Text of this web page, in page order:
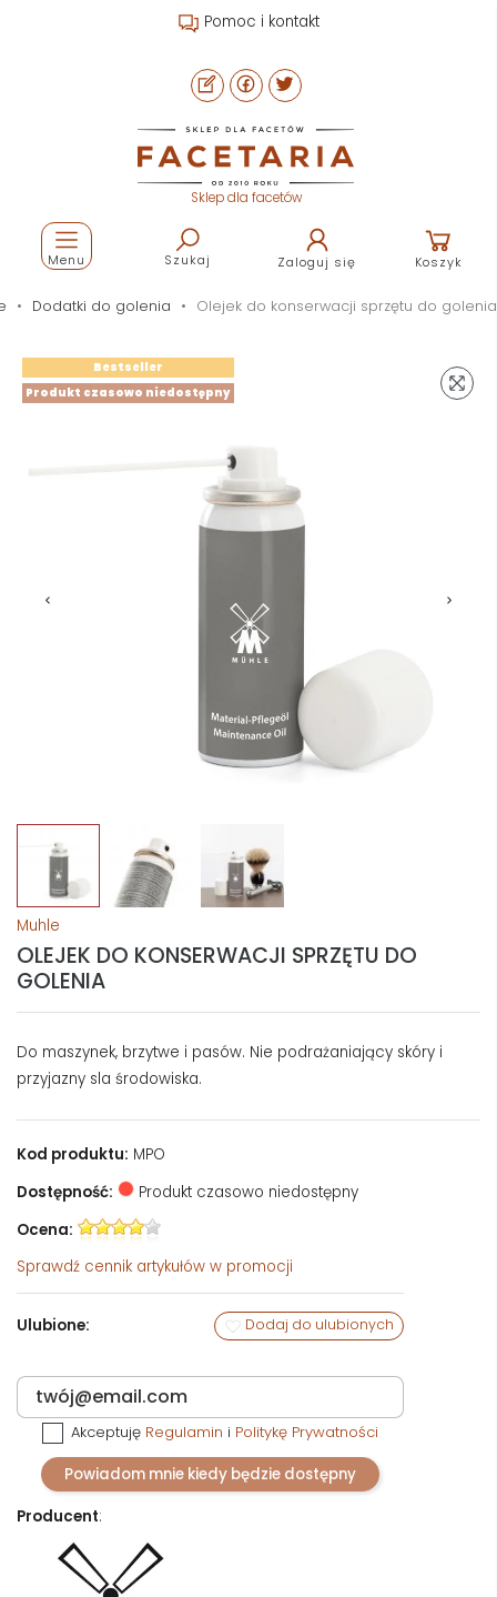
Pomoc i kontakt
Sklep dla facetów
Szukaj Zaloguj się Koszyk
Menu
Dodatki do golenia Olejek do konserwacji sprzętu do golenia
Produkt czasowo niedostępny
Bestseller
Muhle
OLEJEK DO KONSERWACJI SPRZĘTU DO
GOLENIA
Do maszynek, brzytwe i pasów. Nie podrażaniający skóry i
przyjazny sla środowiska.
Kod produktu: MPO
Dostępność:
Produkt czasowo niedostępny
Ocena:
Sprawdź cennik artykułów w promocji
Ulubione: Dodaj do ulubionych
Akceptuję Regulamin i Politykę Prywatności
Powiadom mnie kiedy będzie dostępny
Producent: